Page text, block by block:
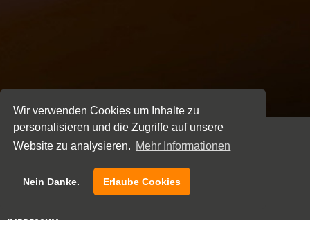
Wir verwenden Cookies um Inhalte zu
personalisieren und die Zugriffe auf unsere
Website zu analysieren. Mehr Informationen
Nein Danke. Erlaube Cookies
IMPRESSUM